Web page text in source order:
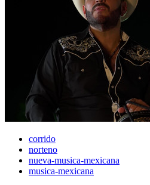
corrido
norteno
nueva-musica-mexicana
musica-mexicana